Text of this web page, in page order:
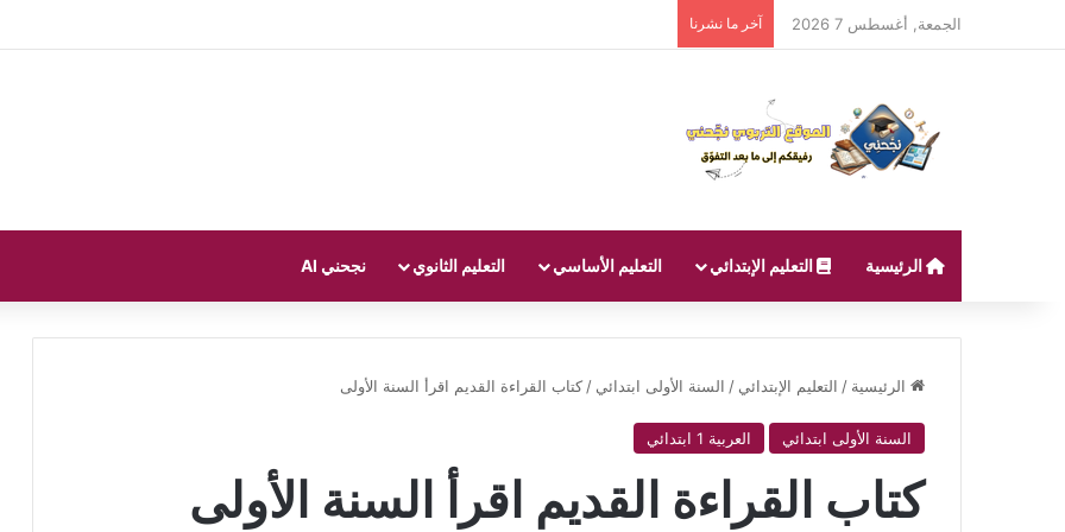
الجمعة, أغسطس 7 2026 آخر ما نشرنا
الرئيسية التعليم الإبتدائي التعليم الأساسي التعليم الثانوي نجحني AI
الرئيسية / التعليم الإبتدائي / السنة الأولى ابتدائي / كتاب القراءة القديم اقرأ السنة الأولى
السنة الأولى ابتدائي العربية 1 ابتدائي
كتاب القراءة القديم اقرأ السنة الأولى